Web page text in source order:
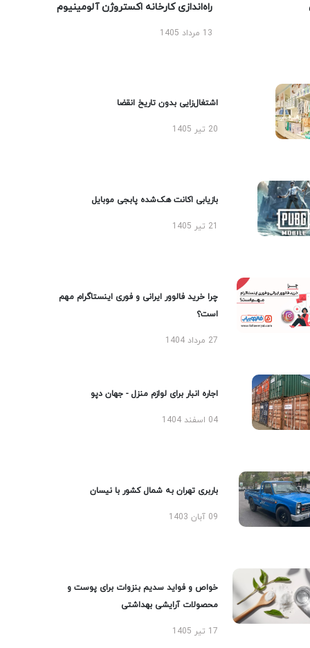
راه‌اندازی کارخانه اکستروژن آلومینیوم
13 مرداد 1405
اشتغال‌زایی بدون تاریخ انقضا
20 تیر 1405
بازیابی اکانت هک‌شده پابجی موبایل
چرا خرید فالوور ایرانی و فوری اینستاگرام مهم
است؟
27 مرداد 1404
اجاره انبار برای لوازم منزل - جهان دپو
04 اسفند 1404
باربری تهران به شمال کشور با نیسان
09 آبان 1403
خواص و فواید سدیم بنزوات برای پوست و
محصولات آرایشی بهداشتی
17 تیر 1405